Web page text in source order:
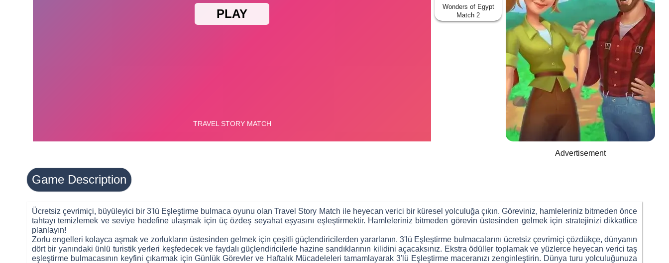
Wonders of Egypt
Match 2
Advertisement
Game Description
Ücretsiz çevrimiçi, büyüleyici bir 3'lü Eşleştirme bulmaca oyunu olan Travel Story Match ile heyecan verici bir küresel yolculuğa çıkın. Göreviniz, hamleleriniz bitmeden önce
tahtayı temizlemek ve seviye hedefine ulaşmak için üç özdeş seyahat eşyasını eşleştirmektir. Hamleleriniz bitmeden görevin üstesinden gelmek için stratejinizi dikkatlice
planlayın!
Zorlu engelleri kolayca aşmak ve zorlukların üstesinden gelmek için çeşitli güçlendiricilerden yararlanın. 3'lü Eşleştirme bulmacalarını ücretsiz çevrimiçi çözdükçe, dünyanın
dört bir yanındaki ünlü turistik yerleri keşfedecek ve faydalı güçlendiricilerle hazine sandıklarının kilidini açacaksınız. Ekstra ödüller toplamak ve yüzlerce heyecan verici taş
eşleştirme bulmacasının keyfini çıkarmak için Günlük Görevler ve Haftalık Mücadeleleri tamamlayarak 3'lü Eşleştirme maceranızı zenginleştirin. Dünya turu yolculuğunuza